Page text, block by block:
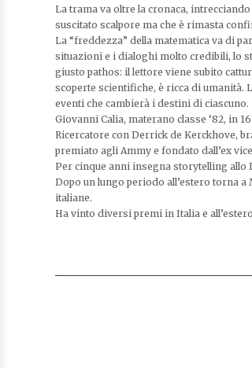
La trama va oltre la cronaca,
suscitato scalpore ma che è rimasta
La “freddezza” della matematica va di
situazioni e i dialoghi molto credibili, lo
giusto pathos: il lettore viene subito
scoperte scientifiche, è ricca di
eventi che cambierà i destini di ciascuno.
Giovanni Calia, materano classe ‘82, in
Ricercatore con Derrick de Kerckhove,
premiato agli Ammy e fondato dall’ex
Per cinque anni insegna storytelling allo
Dopo un lungo periodo all’estero torna a
italiane.
Ha vinto diversi premi in Italia e